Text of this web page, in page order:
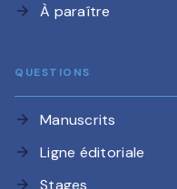
arrow_forward À paraître
QUESTIONS
arrow_forward Manuscrits
arrow_forward Ligne éditoriale
arrow_forward